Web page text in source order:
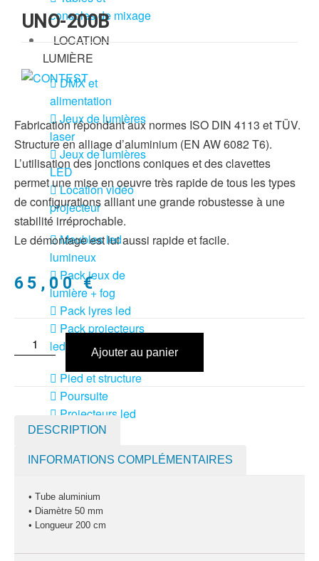
consoles de mixage
LOCATION
LUMIÈRE
DMX et
alimentation
Jeux de lumières
laser
Jeux de lumières
LED
Location vidéo
projecteur
Meubles led
lumineux
Pack jeux de
lumière + fog
Pack lyres led
Pack projecteurs
led divers
Pied et structure
Poursuite
Projecteurs led
divers
LOCATION
Machines à
brouillard
confetti
UNO-200B
Fabrication répondant aux normes ISO DIN 4113 et TÜV.
Structure en alliage d’aluminium (EN AW 6082 T6).
L’utilisation des jonctions coniques et des clavettes
permet une mise en oeuvre très rapide de tous les types
de configurations alliant une grande robustesse à une
stabilité irréprochable.
Le démontage est lui aussi rapide et facile.
65,00€
Ajouter au panier
DESCRIPTION
INFORMATIONS COMPLÉMENTAIRES
• Tube aluminium
• Diamètre 50 mm
• Longueur 200 cm